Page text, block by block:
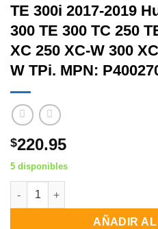
TE 300i 2017-2019
300 TE 300 TC 250
XC 250 XC-W 300
W TPi. MPN:
$220.95
5 disponibles
Kit completo de empaques sin
AÑADIR